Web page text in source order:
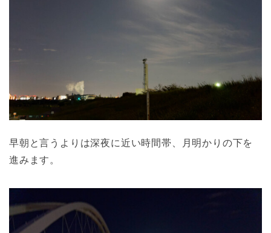
早朝と言うよりは深夜に近い時間帯、月明かりの下を
進みます。